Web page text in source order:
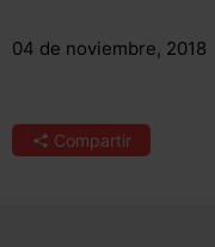
04 de noviembre, 2018
Compartir